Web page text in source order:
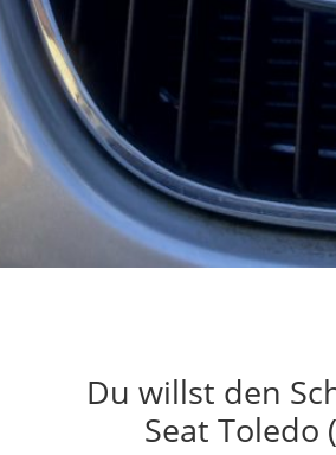
Du willst den
Seat Toledo